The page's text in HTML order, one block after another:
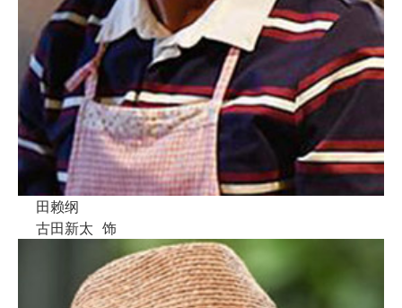
田赖纲
古田新太 饰